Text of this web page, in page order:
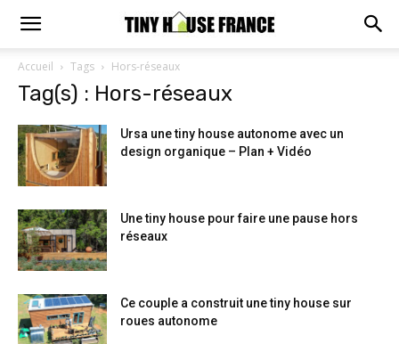
Accueil Tags Hors-réseaux
Tag(s) : Hors-réseaux
Ursa une tiny house autonome avec un
design organique – Plan + Vidéo
Une tiny house pour faire une pause hors
réseaux
Ce couple a construit une tiny house sur
roues autonome